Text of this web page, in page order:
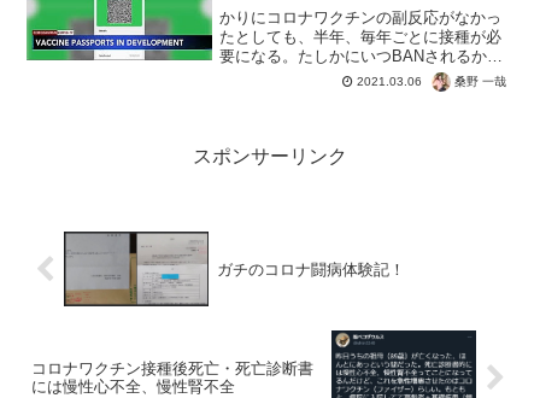
かりにコロナワクチンの副反応がなかっ
たとしても、半年、毎年ごとに接種が必
要になる。たしかにいつBANされるかチ
ャレンジでしかない・・・片やコロナは
ただの風邪と無視してる人たちは、今ま
2021.03.06 桑野 一哉
スポンサーリンク
ガチのコロナ闘病体験記！
コロナワクチン接種後死亡・死亡診断書
には慢性心不全、慢性腎不全